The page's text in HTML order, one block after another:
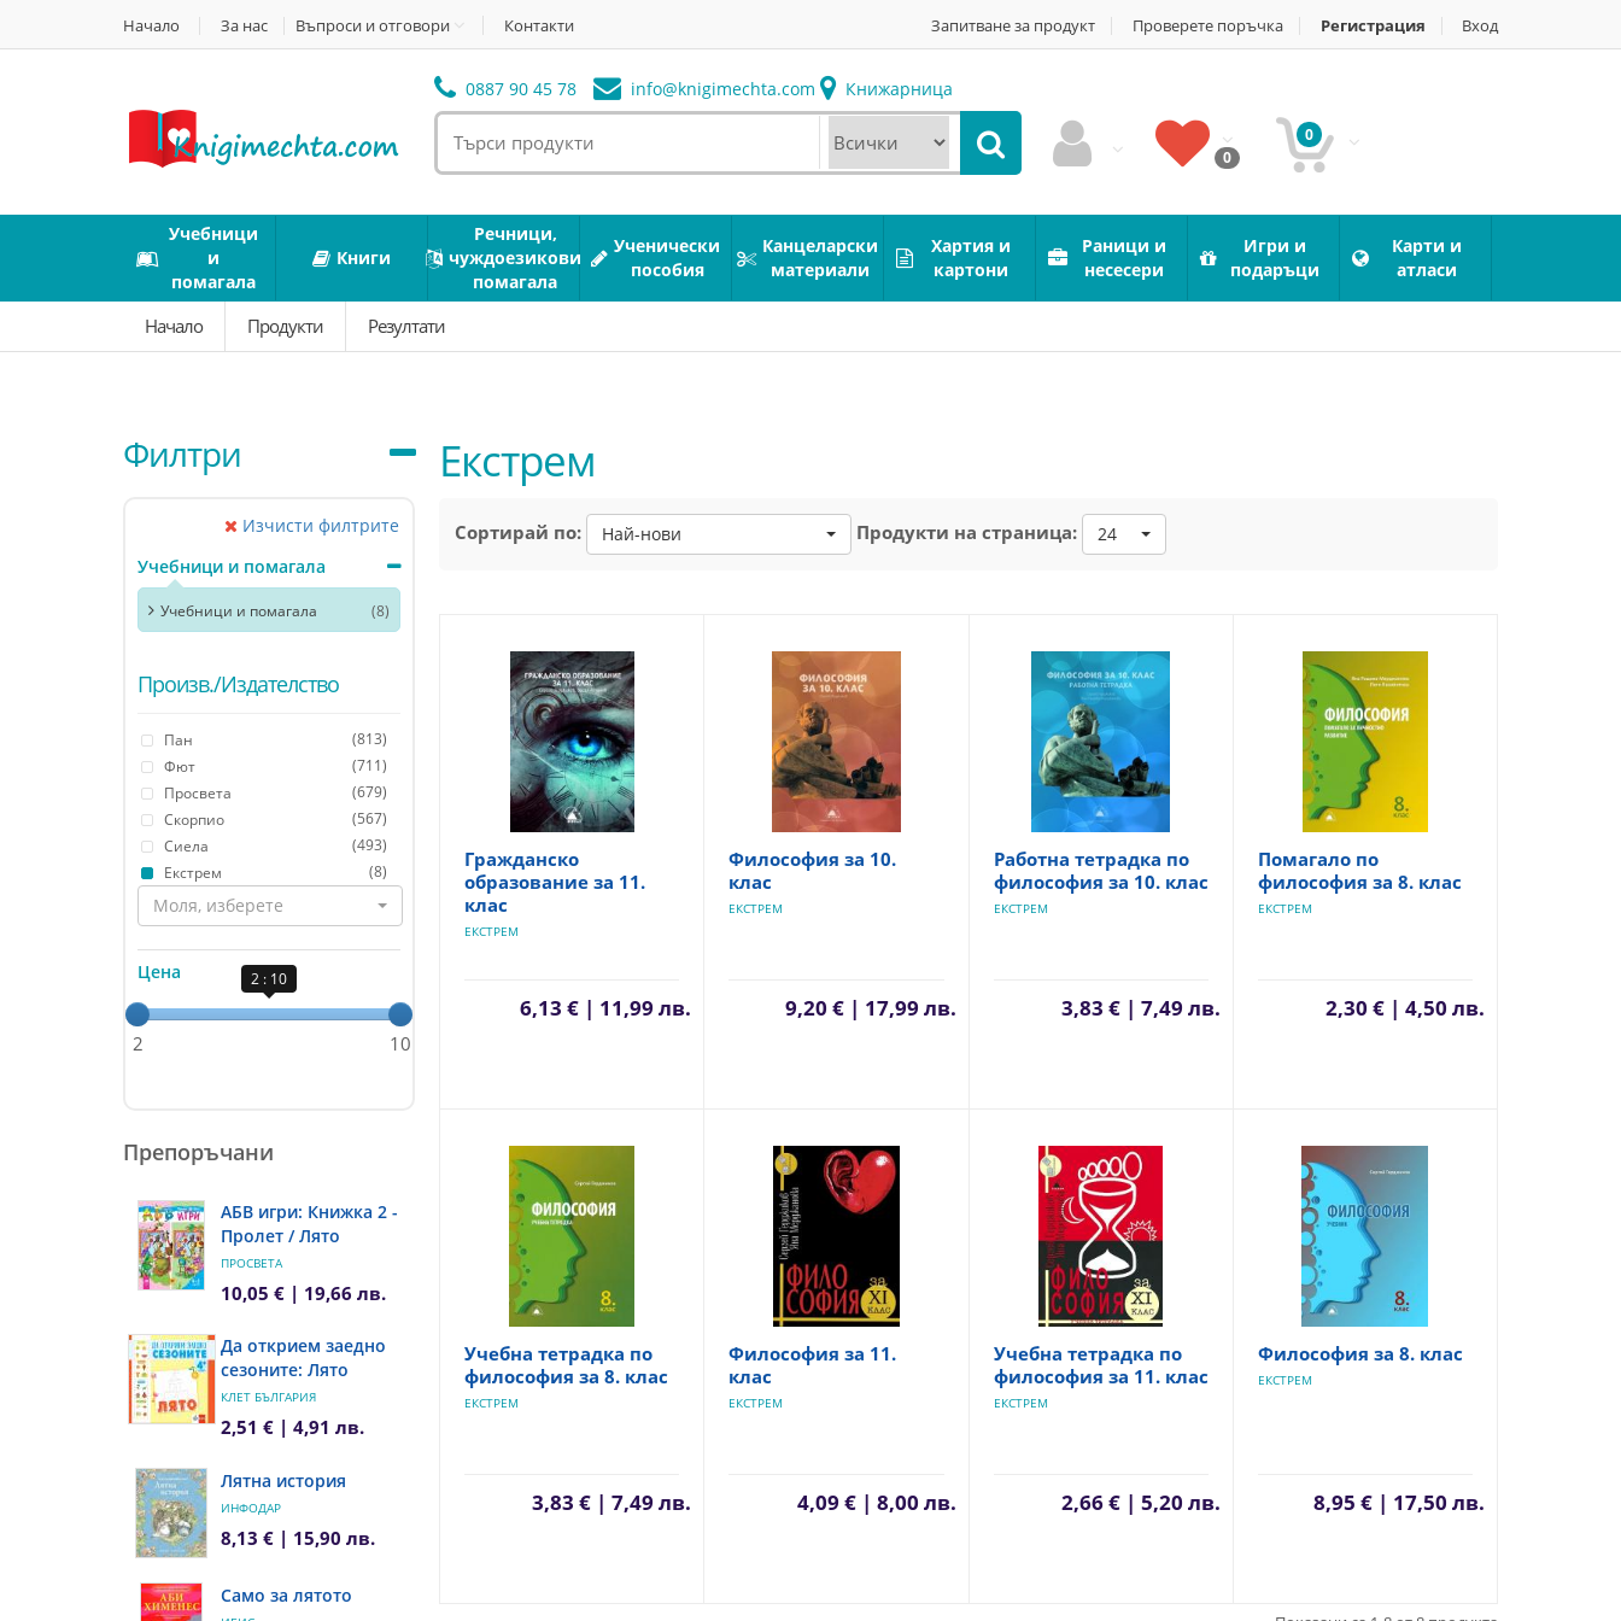
Начало За нас Въпроси и отговори Контакти Запитване за продукт Проверете поръчка Регистрация Вход
0887 90 45 78 info@knigimechta.com Книжарница
0
0
Учебници
и
помагала
Книги
Речници,
чуждоезикови
помагала
Ученически
пособия
Канцеларски
материали
Хартия и
картони
Раници и
несесери
Игри и
подаръци
Карти и
атласи
Начало Продукти Резултати
Филтри
Изчисти филтрите
Учебници и помагала
Учебници и помагала (8)
Произв./Издателство
Пан
(813)
Фют
(711)
Просвета
(679)
Скорпио
(567)
Сиела
(493)
Екстрем
(8)
Моля, изберете
Цена 2 : 10
2 10
Препоръчани
АБВ игри: Книжка 2 -
Пролет / Лято
ПРОСВЕТА
10,05 € | 19,66 лв.
Да открием заедно
сезоните: Лято
КЛЕТ БЪЛГАРИЯ
2,51 € | 4,91 лв.
Лятна история
ИНФОДАР
8,13 € | 15,90 лв.
Само за лятото
Екстрем
Сортирай по: Най-нови Продукти на страница: 24
Гражданско
образование за 11.
клас
ЕКСТРЕМ
6,13 € | 11,99 лв.
Философия за 10.
клас
ЕКСТРЕМ
9,20 € | 17,99 лв.
Работна тетрадка по
философия за 10. клас
ЕКСТРЕМ
3,83 € | 7,49 лв.
Помагало по
философия за 8. клас
ЕКСТРЕМ
2,30 € | 4,50 лв.
Учебна тетрадка по
философия за 8. клас
ЕКСТРЕМ
3,83 € | 7,49 лв.
Философия за 11.
клас
ЕКСТРЕМ
4,09 € | 8,00 лв.
Учебна тетрадка по
философия за 11. клас
ЕКСТРЕМ
2,66 € | 5,20 лв.
Философия за 8. клас
ЕКСТРЕМ
8,95 € | 17,50 лв.